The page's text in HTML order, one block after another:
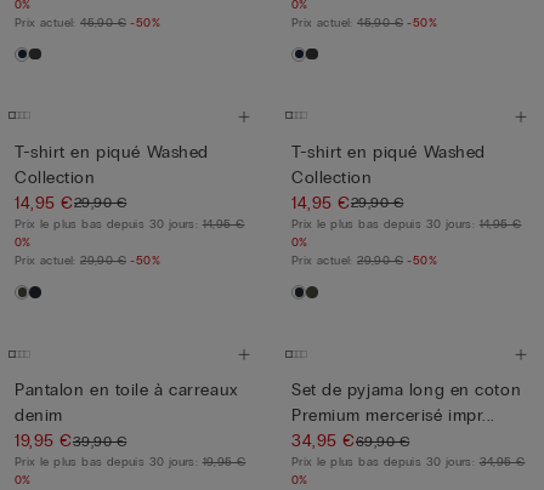
0%
Prix actuel:45,90 € -50%
0%
Prix actuel:45,90 € -50%
T-shirt en piqué Washed
Collection
14,95 €29,90 €
Prix le plus bas depuis 30 jours:14,95 €
0%
Prix actuel:29,90 € -50%
T-shirt en piqué Washed
Collection
14,95 €29,90 €
Prix le plus bas depuis 30 jours:14,95 €
0%
Prix actuel:29,90 € -50%
Pantalon en toile à carreaux
denim
19,95 €39,90 €
Prix le plus bas depuis 30 jours:19,95 €
0%
Set de pyjama long en coton
Premium mercerisé impr...
34,95 €69,90 €
Prix le plus bas depuis 30 jours:34,95 €
0%